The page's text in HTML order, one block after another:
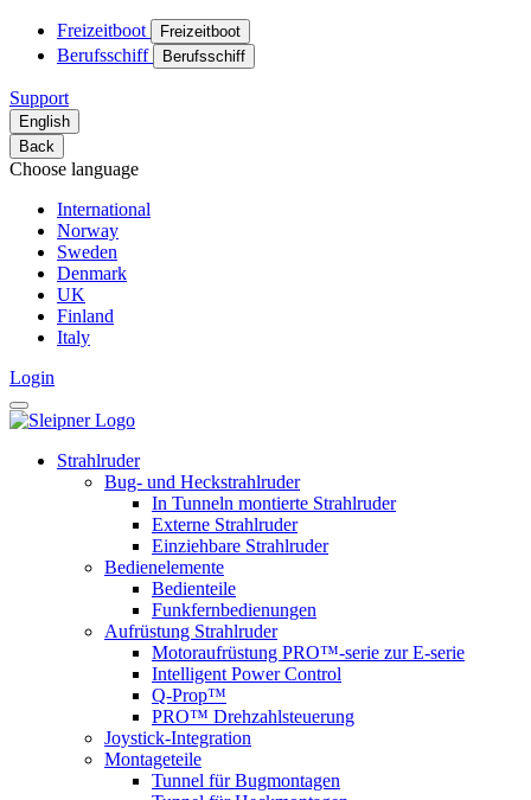
Freizeitboot Freizeitboot
Berufsschiff Berufsschiff
Support
English
Back
Choose language
International
Norway
Sweden
Denmark
UK
Finland
Italy
Login
Strahlruder
Bug- und Heckstrahlruder
In Tunneln montierte Strahlruder
Externe Strahlruder
Einziehbare Strahlruder
Bedienelemente
Bedienteile
Funkfernbedienungen
Aufrüstung Strahlruder
Motoraufrüstung PRO™-serie zur E-serie
Intelligent Power Control
Q-Prop™
PRO™ Drehzahlsteuerung
Joystick-Integration
Montageteile
Tunnel für Bugmontagen